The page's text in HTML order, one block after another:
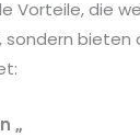
Vorteile, die
„